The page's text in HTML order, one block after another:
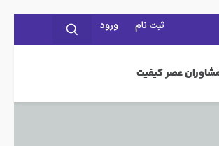
ثبت نام ورود
عصر کیفیت